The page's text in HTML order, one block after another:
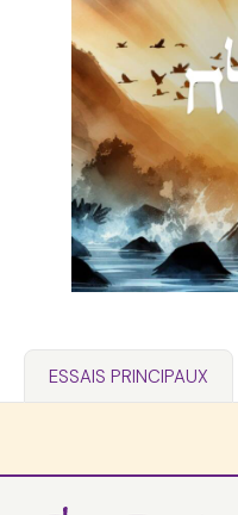
ESSAIS PRINCIPAUX